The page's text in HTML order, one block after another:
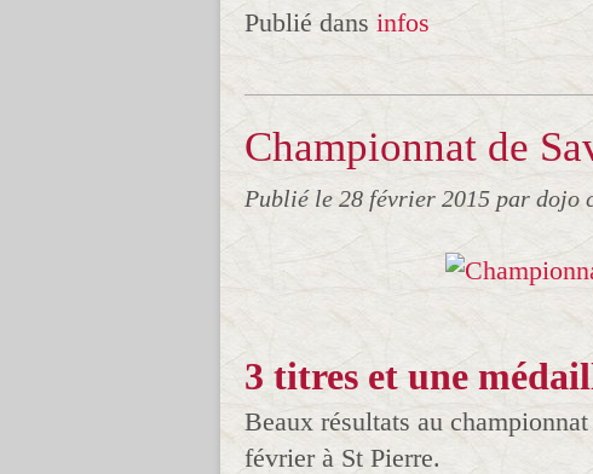
Publié dans infos
Championnat de
Publié le 28 février 2015 par dojo
3 titres et une
Beaux résultats au
février à St Pierre.